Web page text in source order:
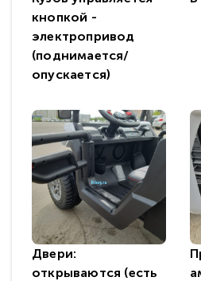
кнопкой -
электропривод
(поднимается/
опускается)
Двери:
открываются (есть